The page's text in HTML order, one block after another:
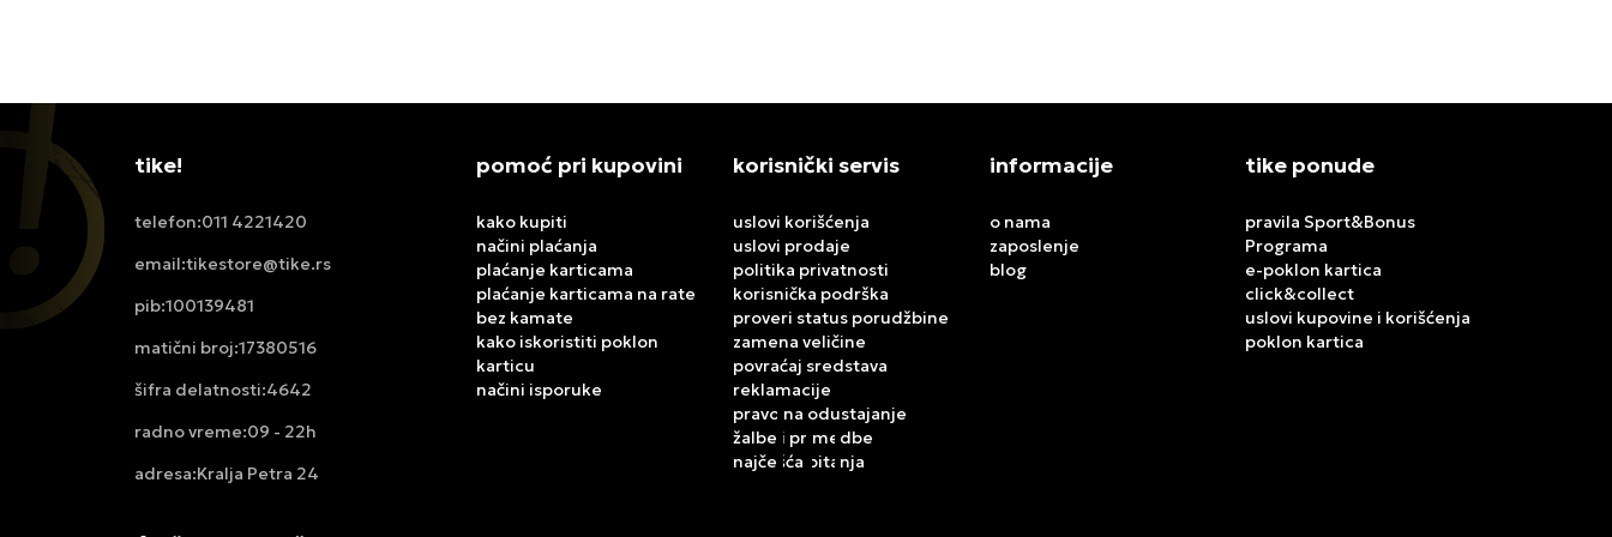
tike!
telefon:011 4221420
email:tikestore@tike.rs
pib:100139481
matični broj:17380516
šifra delatnosti:4642
radno vreme:09 - 22h
adresa:Kralja Petra 24
pomoć pri kupovini
kako kupiti
načini plaćanja
plaćanje karticama
plaćanje karticama na rate
bez kamate
kako iskoristiti poklon
karticu
načini isporuke
korisnički servis
uslovi korišćenja
uslovi prodaje
politika privatnosti
korisnička podrška
proveri status porudžbine
zamena veličine
povraćaj sredstava
reklamacije
pravo na odustajanje
žalbe i primedbe
najčešća pitanja
informacije
o nama
zaposlenje
blog
tike ponude
pravila Sport&Bonus
Programa
e-poklon kartica
click&collect
uslovi kupovine i korišćenja
poklon kartica